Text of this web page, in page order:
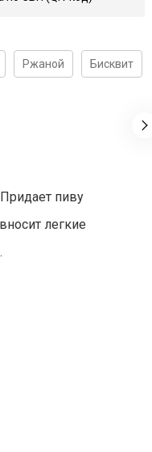
Ржаной Бисквит
пиву
легкие